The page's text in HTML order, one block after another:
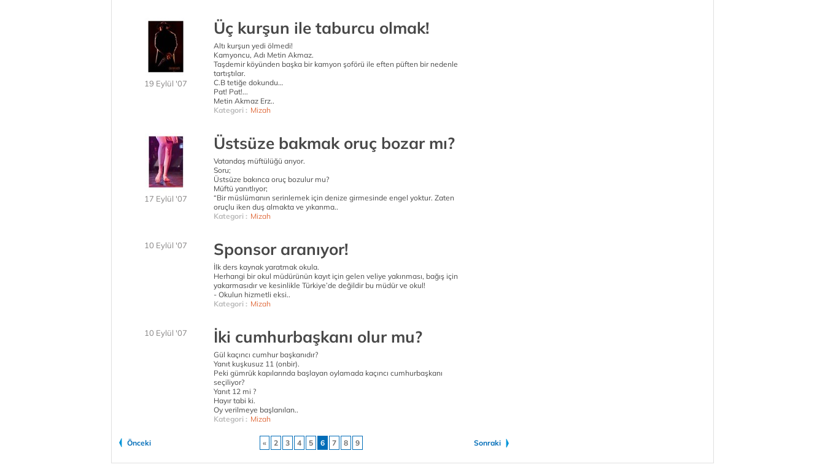
19 Eylül '07
Üç kurşun ile taburcu olmak!
Altı kurşun yedi ölmedi!
Kamyoncu, Adı Metin Akmaz.
Taşdemir köyünden başka bir kamyon şoförü ile eften püften bir nedenle
tartıştılar.
C.B tetiğe dokundu…
Pat! Pat!...
Metin Akmaz Erz..
Kategori : Mizah
17 Eylül '07
Üstsüze bakmak oruç bozar mı?
Vatandaş müftülüğü arıyor.
Soru;
Üstsüze bakınca oruç bozulur mu?
Müftü yanıtlıyor;
“Bir müslümanın serinlemek için denize girmesinde engel yoktur. Zaten
oruçlu iken duş almakta ve yıkanma..
Kategori : Mizah
10 Eylül '07 Sponsor aranıyor!
İlk ders kaynak yaratmak okula.
Herhangi bir okul müdürünün kayıt için gelen veliye yakınması, bağış için
yakarmasıdır ve kesinlikle Türkiye’de değildir bu müdür ve okul!
- Okulun hizmetli eksi..
Kategori : Mizah
10 Eylül '07 İki cumhurbaşkanı olur mu?
Gül kaçıncı cumhur başkanıdır?
Yanıt kuşkusuz 11 (onbir).
Peki gümrük kapılarında başlayan oylamada kaçıncı cumhurbaşkanı
seçiliyor?
Yanıt 12 mi ?
Hayır tabi ki.
Oy verilmeye başlanılan..
Kategori : Mizah
Önceki Sonraki
« 2 3 4 5 6 7 8 9